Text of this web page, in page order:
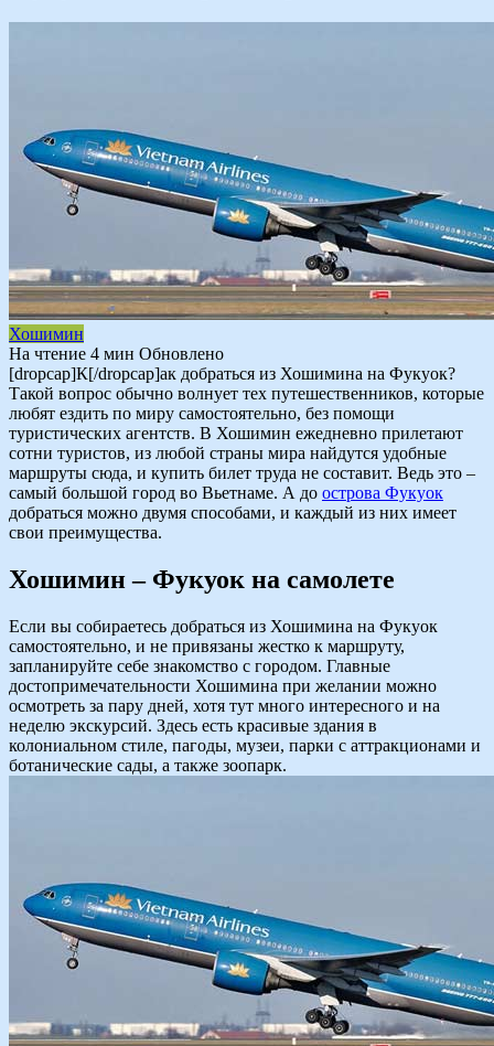
Хошимин
На чтение 4 мин Обновлено
[dropcap]К[/dropcap]ак добраться из Хошимина на Фукуок?
Такой вопрос обычно волнует тех путешественников, которые
любят ездить по миру самостоятельно, без помощи
туристических агентств. В Хошимин ежедневно прилетают
сотни туристов, из любой страны мира найдутся удобные
маршруты сюда, и купить билет труда не составит. Ведь это –
самый большой город во Вьетнаме. А до острова Фукуок
добраться можно двумя способами, и каждый из них имеет
свои преимущества.
Хошимин – Фукуок на самолете
Если вы собираетесь добраться из Хошимина на Фукуок
самостоятельно, и не привязаны жестко к маршруту,
запланируйте себе знакомство с городом. Главные
достопримечательности Хошимина при желании можно
осмотреть за пару дней, хотя тут много интересного и на
неделю экскурсий. Здесь есть красивые здания в
колониальном стиле, пагоды, музеи, парки с аттракционами и
ботанические сады, а также зоопарк.